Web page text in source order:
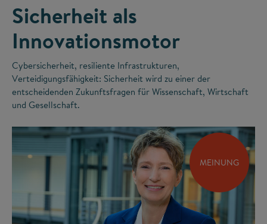
Sicherheit als
Innovationsmotor
Cybersicherheit, resiliente Infrastrukturen,
Verteidigungsfähigkeit: Sicherheit wird zu einer der
entscheidenden Zukunftsfragen für Wissenschaft, Wirtschaft
und Gesellschaft.
MEINUNG